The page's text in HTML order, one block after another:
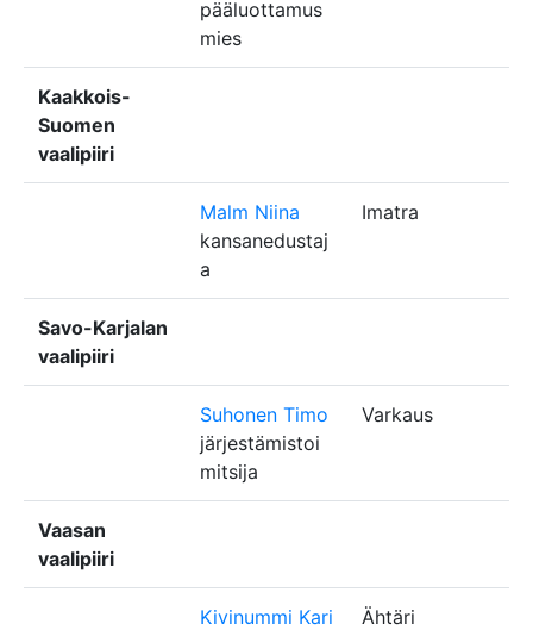
pääluottamus
mies
Kaakkois-
Suomen
vaalipiiri
Malm Niina
kansanedustaj
a
Imatra
Savo-Karjalan
vaalipiiri
Suhonen Timo
järjestämistoi
mitsija
Varkaus
Vaasan
vaalipiiri
Kivinummi Kari
Ähtäri